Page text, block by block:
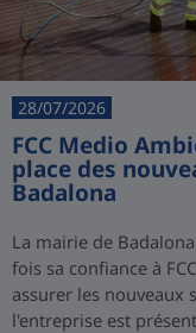
28/07/2026
FCC Medio
place des
Badalona
La mairie de
fois sa confiance à
assurer les nouveaux
l'entreprise est